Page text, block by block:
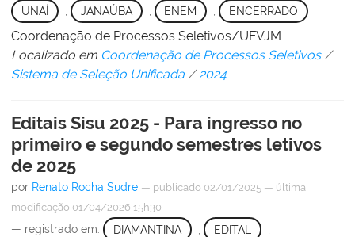
UNAÍ JANAÚBA ENEM , ENCERRADO
Coordenação de Processos Seletivos/UFVJM
Localizado em Coordenação de Processos Seletivos /
Sistema de Seleção Unificada /2024
Editais Sisu 2025 - Para ingresso no
primeiro e segundo semestres letivos
de 2025
por Renato Rocha Sudre — publicado 02/01/2025 — última
modificação 01/04/2026 15h30
— registrado em: DIAMANTINA EDITAL